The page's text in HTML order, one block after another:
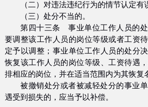
（二）对违法违纪行为的情节认定有
（三）处分不当的。
第四十三条 事业单位工作人员的
要调整该工作人员的岗位等级或者工资
定予以调整；事业单位工作人员的处分
恢复该工作人员的岗位等级、工资待遇
排相应的岗位，并在适当范围内为其恢复
被撤销处分或者被减轻处分的事业
遇受到损失的，应当予以补偿。